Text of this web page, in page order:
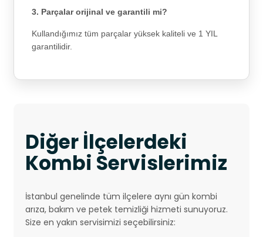
3. Parçalar orijinal ve garantili mi?
Kullandığımız tüm parçalar yüksek kaliteli ve 1 YIL
garantilidir.
Diğer İlçelerdeki
Kombi Servislerimiz
İstanbul genelinde tüm ilçelere aynı gün kombi
arıza, bakım ve petek temizliği hizmeti sunuyoruz.
Size en yakın servisimizi seçebilirsiniz: